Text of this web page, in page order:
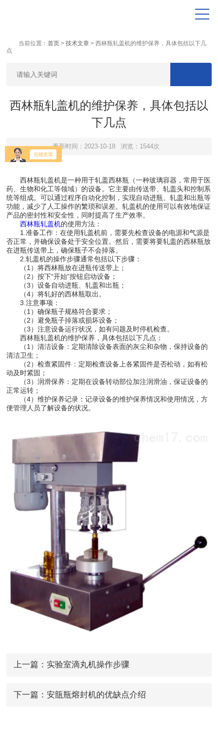
当前位置：首页 >技术文章 > 西林瓶轧盖机的维护保养，具体包括以下几
点
西林瓶轧盖机的维护保养，具体包括以
下几点
更新时间：2023-10-18 浏览：1544次
西林瓶轧盖机是一种用于轧盖西林瓶（一种玻璃容器，常用于医
药、生物和化工等领域）的设备。它主要由传送带、轧盖头和控制系
统等组成。可以通过程序自动化控制，实现自动进瓶、轧盖和出瓶等
功能，减少了人工操作的繁琐和误差。轧盖机的使用可以有效地保证
产品的密封性和安全性，同时提高了生产效率。
西林瓶轧盖机的使用方法：
1.准备工作：在使用轧盖机前，需要先检查设备的电源和气源是
否正常，并确保设备处于安全位置。然后，需要将要轧盖的西林瓶放
在进瓶传送带上，确保瓶子不会掉落。
2.轧盖机的操作步骤通常包括以下步骤：
（1）将西林瓶放在进瓶传送带上；
（2）按下“开始”按钮启动设备；
（3）设备自动进瓶、轧盖和出瓶；
（4）将轧好的西林瓶取出。
3.注意事项：
（1）确保瓶子规格符合要求；
（2）避免瓶子掉落或损坏设备；
（3）注意设备运行状况，如有问题及时停机检查。
西林瓶轧盖机的维护保养，具体包括以下几点：
（1）清洁设备：定期清除设备表面的灰尘和杂物，保持设备的
清洁卫生；
（2）检查紧固件：定期检查设备上各紧固件是否松动，如有松
动及时紧固；
（3）润滑保养：定期在设备转动部位加注润滑油，保证设备的
正常运转；
（4）维护保养记录：记录设备的维护保养情况和使用情况，方
便管理人员了解设备的状况。
上一篇： 实验室滴丸机操作步骤
下一篇： 安瓿瓶熔封机的优缺点介绍